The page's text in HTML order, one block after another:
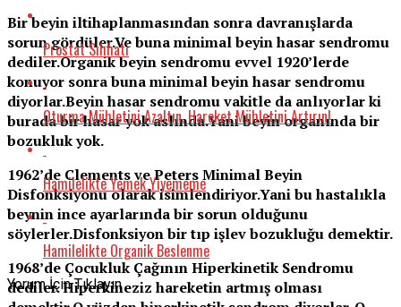
Bir beyin iltihaplanmasından sonra davranışlarda
sorun gördüler.Ve buna minimal beyin hasar sendromu
dediler.Organik beyin sendromu evvel 1920’lerde
konuyor sonra buna minimal beyin hasar sendromu
diyorlar.Beyin hasar sendromu vakitle da anlıyorlar ki
burada bir hasar yok aslında.Yani beyin organında bir
bozukluk yok.
1962’de Clements ve Peters Minimal Beyin
Disfonksiyonu olarak isimlendiriyor.Yani bu hastalıkla
beynin ince ayarlarında bir sorun olduğunu
söylerler.Disfonksiyon bir tıp işlev bozukluğu demektir.
1968’de Çocukluk Çağının Hiperkinetik Sendromu
dediler. Hiperkineziz hareketin artmış olması
Prostat Sıhhati
Oturma Mühletini Azaltın, Hareket Mühletini Artırın!
Hamilelikte Yemek Yiyememe
Hamilelikte Organik Beslenme
Yorum İçin Tıklayın